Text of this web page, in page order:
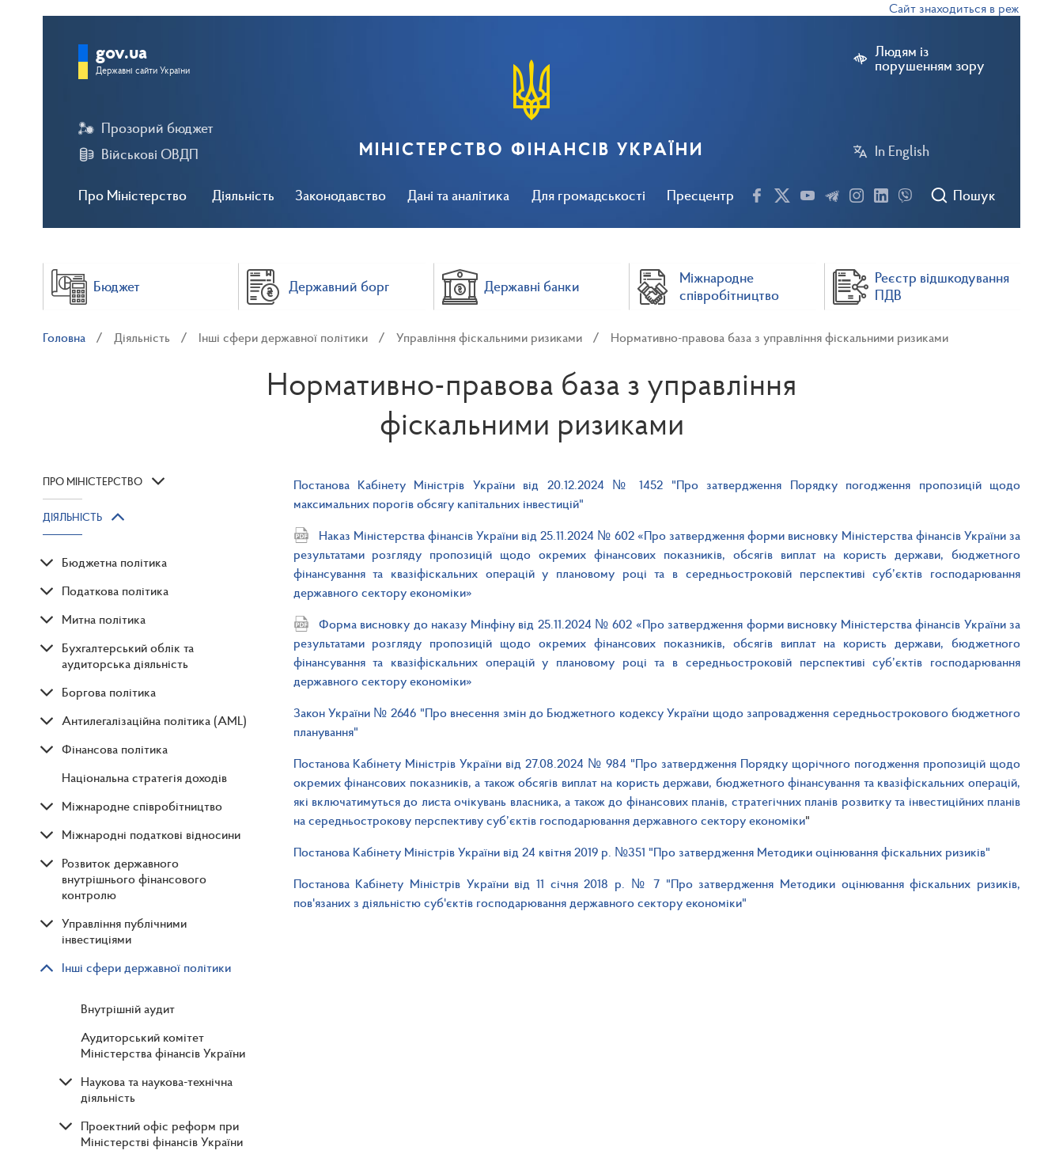
Сайт знаходиться в режимі
Людям із
порушенням зору
In English
Про Міністерство Діяльність Законодавство Дані та аналітика Для громадськості Пресцентр
Прозорий бюджет
Військові ОВДП
Пошук
gov.ua
Державні сайти України
МІНІСТЕРСТВО ФІНАНСІВ УКРАЇНИ
Бюджет Державний борг Державні банки
Міжнародне
співробітництво
Реєстр відшкодування
ПДВ
Головна Діяльність Інші сфери державної політики Управління фіскальними ризиками Нормативно-правова база з управління фіскальними ризиками
Нормативно-правова база з управління
фіскальними ризиками
ПРО МІНІСТЕРСТВО
ДІЯЛЬНІСТЬ
Бюджетна політика
Податкова політика
Митна політика
Бухгалтерський облік та
аудиторська діяльність
Боргова політика
Антилегалізаційна політика (AML)
Фінансова політика
Національна стратегія доходів
Міжнародне співробітництво
Міжнародні податкові відносини
Розвиток державного
внутрішнього фінансового
контролю
Управління публічними
інвестиціями
Інші сфери державної політики
Внутрішній аудит
Аудиторський комітет
Міністерства фінансів України
Наукова та наукова-технічна
діяльність
Проектний офіс реформ при
Міністерстві фінансів України
Постанова Кабінету Міністрів України від 20.12.2024 № 1452 "Про затвердження Порядку погодження пропозицій щодо
максимальних порогів обсягу капітальних інвестицій"
Наказ Міністерства фінансів України від 25.11.2024 № 602 «Про затвердження форми висновку Міністерства фінансів України за
результатами розгляду пропозицій щодо окремих фінансових показників, обсягів виплат на користь держави, бюджетного
фінансування та квазіфіскальних операцій у плановому році та в середньостроковій перспективі суб’єктів господарювання
державного сектору економіки»
Форма висновку до наказу Мінфіну від 25.11.2024 № 602 «Про затвердження форми висновку Міністерства фінансів України за
результатами розгляду пропозицій щодо окремих фінансових показників, обсягів виплат на користь держави, бюджетного
фінансування та квазіфіскальних операцій у плановому році та в середньостроковій перспективі суб’єктів господарювання
державного сектору економіки»
Закон України № 2646 "Про внесення змін до Бюджетного кодексу України щодо запровадження середньострокового бюджетного
планування"
Постанова Кабінету Міністрів України від 27.08.2024 № 984 "Про затвердження Порядку щорічного погодження пропозицій щодо
окремих фінансових показників, а також обсягів виплат на користь держави, бюджетного фінансування та квазіфіскальних операцій,
які включатимуться до листа очікувань власника, а також до фінансових планів, стратегічних планів розвитку та інвестиційних планів
на середньострокову перспективу суб’єктів господарювання державного сектору економіки"
Постанова Кабінету Міністрів України від 24 квітня 2019 р. №351 "Про затвердження Методики оцінювання фіскальних ризиків"
Постанова Кабінету Міністрів України від 11 січня 2018 р. № 7 "Про затвердження Методики оцінювання фіскальних ризиків,
пов'язаних з діяльністю суб'єктів господарювання державного сектору економіки"